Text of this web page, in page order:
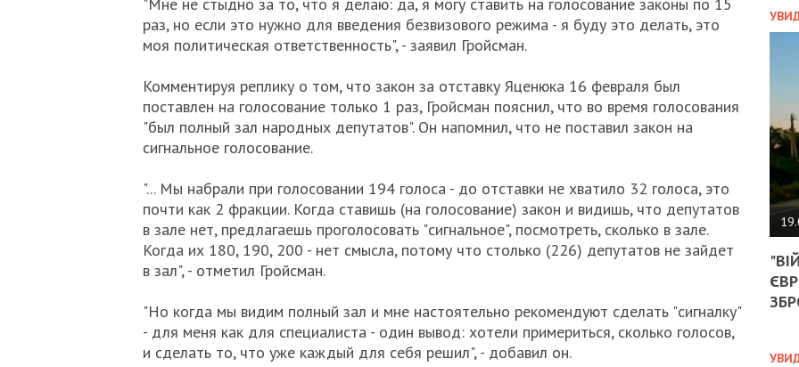
раз, но если это нужно для введения безвизового режима - я буду это делать, это
моя политическая ответственность", - заявил Гройсман.
Комментируя реплику о том, что закон за отставку Яценюка 16 февраля был
поставлен на голосование только 1 раз, Гройсман пояснил, что во время голосования
"был полный зал народных депутатов". Он напомнил, что не поставил закон на
сигнальное голосование.
"... Мы набрали при голосовании 194 голоса - до отставки не хватило 32 голоса, это
почти как 2 фракции. Когда ставишь (на голосование) закон и видишь, что депутатов
в зале нет, предлагаешь проголосовать "сигнальное", посмотреть, сколько в зале.
Когда их 180, 190, 200 - нет смысла, потому что столько (226) депутатов не зайдет
в зал", - отметил Гройсман.
"Но когда мы видим полный зал и мне настоятельно рекомендуют сделать "сигналку"
- для меня как для специалиста - один вывод: хотели примериться, сколько голосов,
и сделать то, что уже каждый для себя решил", - добавил он.
НА